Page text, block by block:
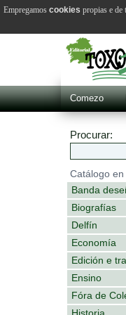
Comezo
Procurar:
Catálogo en
Banda
Biografías
Delfín
Economía
Edición e
Ensino
Fóra de
Historia
Empregamos cookies propias e de